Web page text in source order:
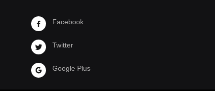
Facebook
Twitter
Google Plus